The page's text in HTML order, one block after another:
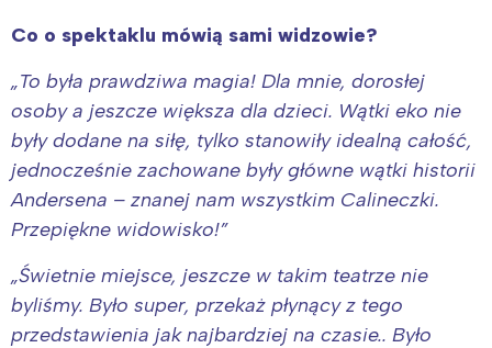
Co o spektaklu mówią sami widzowie?
„To była prawdziwa magia! Dla mnie, dorosłej
osoby a jeszcze większa dla dzieci. Wątki eko nie
były dodane na siłę, tylko stanowiły idealną całość,
jednocześnie zachowane były główne wątki historii
Andersena – znanej nam wszystkim Calineczki.
Przepiękne widowisko!”
„Świetnie miejsce, jeszcze w takim teatrze nie
byliśmy. Było super, przekaż płynący z tego
przedstawienia jak najbardziej na czasie.. Było